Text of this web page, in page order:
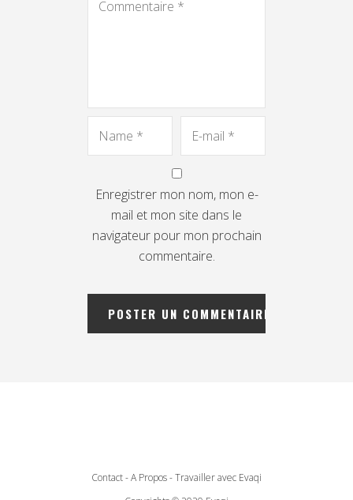
Enregistrer mon nom, mon e-
mail et mon site dans le
navigateur pour mon prochain
commentaire.
Contact-A Propos-Travailler avec Evaqi